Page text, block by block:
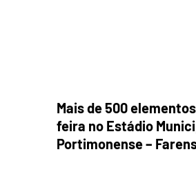
Mais de 500
feira no Estádio
Portimonense –